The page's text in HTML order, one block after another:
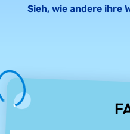
Sieh, wie andere ihre